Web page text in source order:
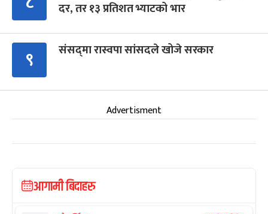
दर, तर १३ प्रतिशत भ्याटको भार
९ संसद्‍मा रास्वपा सांसदले खोजे सरकार
Advertisment
आगामी बिदाहरु